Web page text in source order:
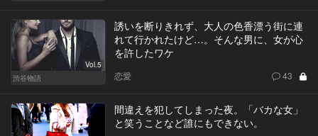
Vol.5
渋谷物語
誘いを断りきれず、大人の色香漂う街に連
れて行かれたけど…。そんな男に、女が心
を許したワケ
恋愛 43
間違えを犯してしまった夜。「バカな女」
と笑うことなど誰にもできない。